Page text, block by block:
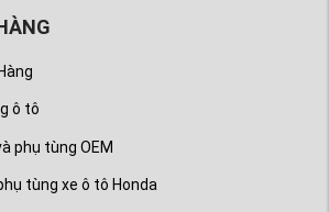
ô tô
phụ tùng OEM
tùng xe ô tô Honda